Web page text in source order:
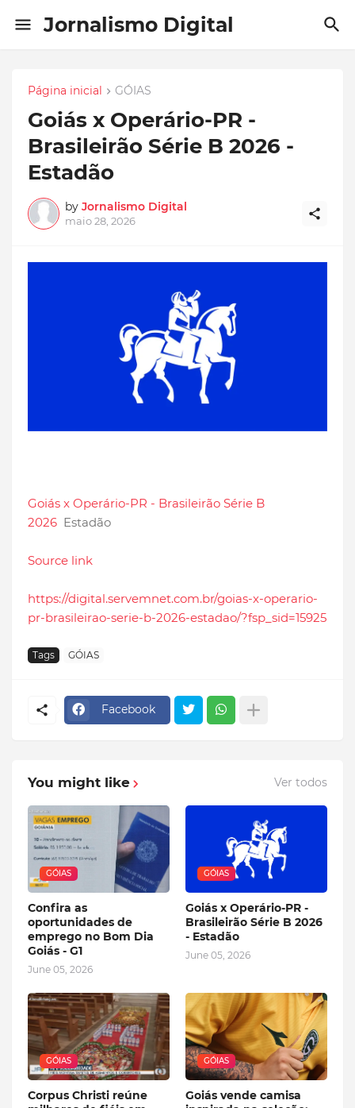
Jornalismo Digital
Página inicial GÓIAS
Goiás x Operário-PR -
Brasileirão Série B 2026 -
Estadão
by Jornalismo Digital
maio 28, 2026
Goiás x Operário-PR - Brasileirão Série B
2026 Estadão
Source link
https://digital.servemnet.com.br/goias-x-operario-
pr-brasileirao-serie-b-2026-estadao/?fsp_sid=15925
Tags GÓIAS
Facebook
You might like Ver todos
GÓIAS
Confira as
oportunidades de
emprego no Bom Dia
Goiás - G1
June 05, 2026
GÓIAS
Goiás x Operário-PR -
Brasileirão Série B 2026
- Estadão
June 05, 2026
GÓIAS
Corpus Christi reúne
GÓIAS
Goiás vende camisa